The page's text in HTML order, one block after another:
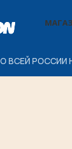
ВСЕЙ РОССИИ